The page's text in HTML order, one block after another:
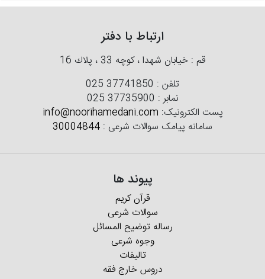
ارتباط با دفتر
قم : خیابان شهدا ، كوچه 33 ، پلاك 16
تلفن :025 37741850
نمابر :025 37735900
پست الکترونیک:info@noorihamedani.com
سامانه پیامک سوالات شرعی : 30004844
پیوند ها
قرآن کریم
سوالات شرعی
رساله توضیح المسائل
وجوه شرعی
تالیفات
دروس خارج فقه